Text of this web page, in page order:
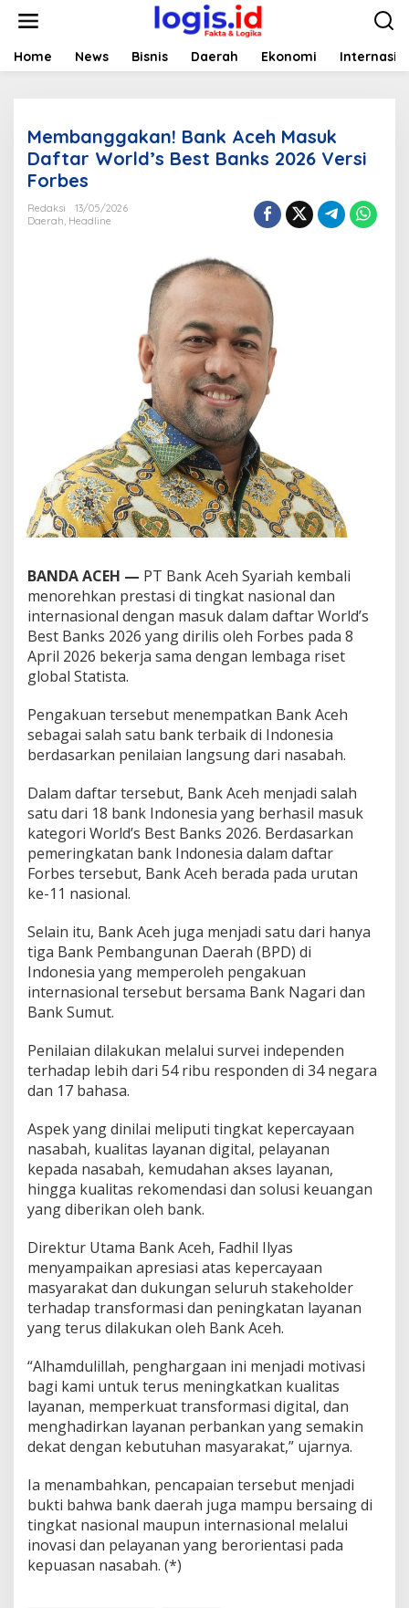
t
Home News Bisnis Daerah Ekonomi
Membanggakan! Bank Aceh Masuk
Daftar World’s Best Banks 2026 Versi
Forbes
Redaksi
13/05/2026
Daerah, Headline
BANDA ACEH — PT Bank Aceh Syariah kembali
menorehkan prestasi di tingkat nasional dan
internasional dengan masuk dalam daftar World’s
Best Banks 2026 yang dirilis oleh Forbes pada 8
April 2026 bekerja sama dengan lembaga riset
global Statista.
Pengakuan tersebut menempatkan Bank Aceh
sebagai salah satu bank terbaik di Indonesia
berdasarkan penilaian langsung dari nasabah.
Dalam daftar tersebut, Bank Aceh menjadi salah
satu dari 18 bank Indonesia yang berhasil masuk
kategori World’s Best Banks 2026. Berdasarkan
pemeringkatan bank Indonesia dalam daftar
Forbes tersebut, Bank Aceh berada pada urutan
ke-11 nasional.
Selain itu, Bank Aceh juga menjadi satu dari hanya
tiga Bank Pembangunan Daerah (BPD) di
Indonesia yang memperoleh pengakuan
internasional tersebut bersama Bank Nagari dan
Bank Sumut.
Penilaian dilakukan melalui survei independen
terhadap lebih dari 54 ribu responden di 34 negara
dan 17 bahasa.
Aspek yang dinilai meliputi tingkat kepercayaan
nasabah, kualitas layanan digital, pelayanan
kepada nasabah, kemudahan akses layanan,
hingga kualitas rekomendasi dan solusi keuangan
yang diberikan oleh bank.
Direktur Utama Bank Aceh, Fadhil Ilyas
menyampaikan apresiasi atas kepercayaan
masyarakat dan dukungan seluruh stakeholder
terhadap transformasi dan peningkatan layanan
yang terus dilakukan oleh Bank Aceh.
“Alhamdulillah, penghargaan ini menjadi motivasi
bagi kami untuk terus meningkatkan kualitas
layanan, memperkuat transformasi digital, dan
menghadirkan layanan perbankan yang semakin
dekat dengan kebutuhan masyarakat,” ujarnya.
Ia menambahkan, pencapaian tersebut menjadi
bukti bahwa bank daerah juga mampu bersaing di
tingkat nasional maupun internasional melalui
inovasi dan pelayanan yang berorientasi pada
kepuasan nasabah. (*)